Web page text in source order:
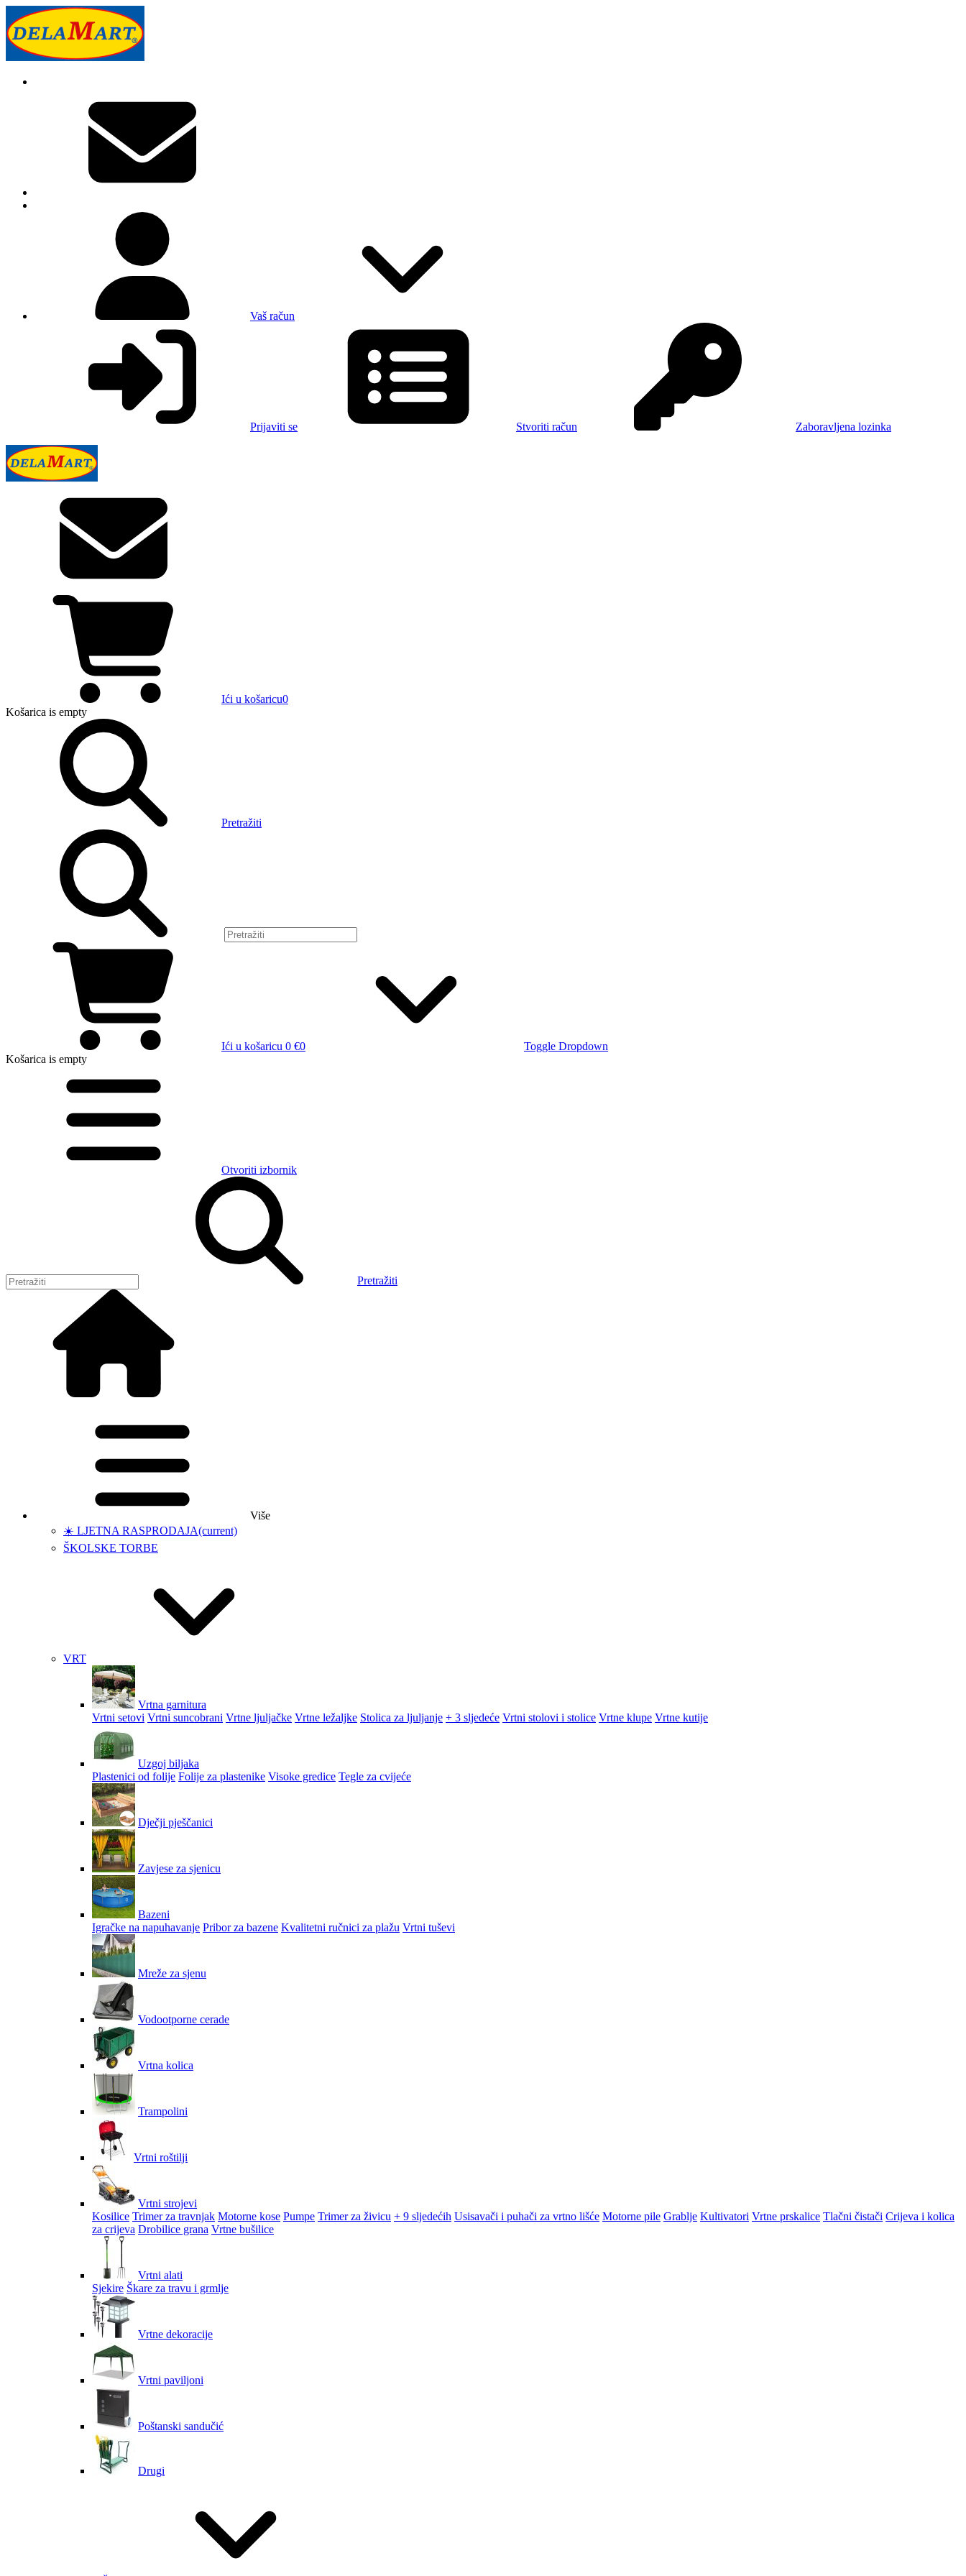
Vaš račun
Prijaviti se Stvoriti račun Zaboravljena lozinka
Ići u košaricu0
Košarica is empty
Pretražiti
Ići u košaricu 0 €0
Toggle Dropdown
Košarica is empty
Otvoriti izbornik
Pretražiti
Više
☀️ LJETNA RASPRODAJA(current)
ŠKOLSKE TORBE
VRT
Vrtna garnitura
Vrtni setovi Vrtni suncobrani Vrtne ljuljačke Vrtne ležaljke Stolica za ljuljanje + 3 sljedeće Vrtni stolovi i stolice Vrtne klupe Vrtne kutije
Uzgoj biljaka
Plastenici od folije Folije za plastenike Visoke gredice Tegle za cvijeće
Dječji pješčanici
Zavjese za sjenicu
Bazeni
Igračke na napuhavanje Pribor za bazene Kvalitetni ručnici za plažu Vrtni tuševi
Mreže za sjenu
Vodootporne cerade
Vrtna kolica
Trampolini
Vrtni roštilji
Vrtni strojevi
Kosilice Trimer za travnjak Motorne kose Pumpe Trimer za živicu + 9 sljedećih Usisavači i puhači za vrtno lišće Motorne pile Grablje Kultivatori Vrtne prskalice Tlačni čistači Crijeva i kolica
za crijeva Drobilice grana Vrtne bušilice
Vrtni alati
Sjekire Škare za travu i grmlje
Vrtne dekoracije
Vrtni paviljoni
Poštanski sandučić
Drugi